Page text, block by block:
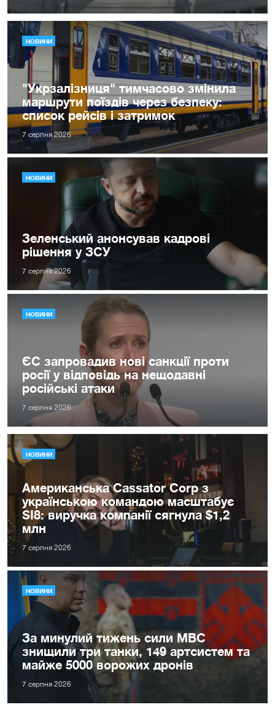
НОВИНИ
"Укрзалізниця" тимчасово змінила
маршрути поїздів через безпеку:
список рейсів і затримок
7 серпня 2026
НОВИНИ
Зеленський анонсував кадрові
рішення у ЗСУ
7 серпня 2026
НОВИНИ
ЄС запровадив нові санкції проти
росії у відповідь на нещодавні
російські атаки
7 серпня 2026
НОВИНИ
Американська Cassator Corp з
українською командою масштабує
SI8: виручка компанії сягнула $1,2
млн
7 серпня 2026
НОВИНИ
За минулий тижень сили МВС
знищили три танки, 149 артсистем та
майже 5000 ворожих дронів
7 серпня 2026